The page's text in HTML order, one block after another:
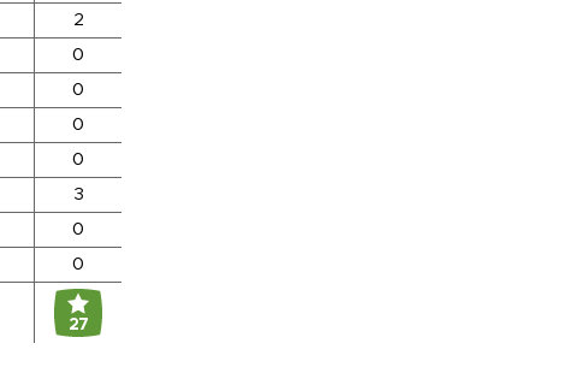
2
0
0
0
0
3
0
0
27